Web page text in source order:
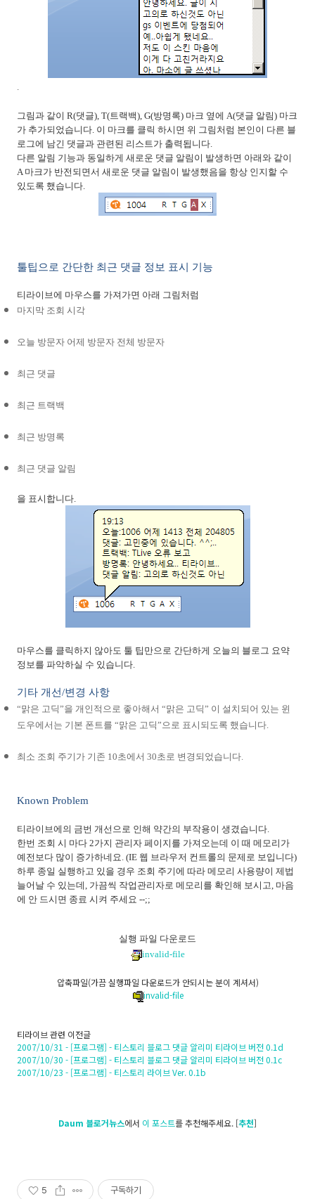
.
그림과 같이 R(댓글), T(트랙백), G(방명록) 마크 옆에 A(댓글 알림) 마크
가 추가되었습니다. 이 마크를 클릭 하시면 위 그림처럼 본인이 다른 블
로그에 남긴 댓글과 관련된 리스트가 출력됩니다.
다른 알림 기능과 동일하게 새로운 댓글 알림이 발생하면 아래와 같이
A 마크가 반전되면서 새로운 댓글 알림이 발생했음을 항상 인지할 수
있도록 했습니다.
툴팁으로 간단한 최근 댓글 정보 표시 기능
티라이브에 마우스를 가져가면 아래 그림처럼
마지막 조회 시각
오늘 방문자 어제 방문자 전체 방문자
최근 댓글
최근 트랙백
최근 방명록
최근 댓글 알림
을 표시합니다.
마우스를 클릭하지 않아도 툴 팁만으로 간단하게 오늘의 블로그 요약
정보를 파악하실 수 있습니다.
기타 개선/변경 사항
“맑은 고딕”을 개인적으로 좋아해서 “맑은 고딕” 이 설치되어 있는 윈
도우에서는 기본 폰트를 “맑은 고딕”으로 표시되도록 했습니다.
최소 조회 주기가 기존 10초에서 30초로 변경되었습니다.
Known Problem
티라이브에의 금번 개선으로 인해 약간의 부작용이 생겼습니다.
한번 조회 시 마다 2가지 관리자 페이지를 가져오는데 이 때 메모리가
예전보다 많이 증가하네요. (IE 웹 브라우저 컨트롤의 문제로 보입니다)
하루 종일 실행하고 있을 경우 조회 주기에 따라 메모리 사용량이 제법
늘어날 수 있는데, 가끔씩 작업관리자로 메모리를 확인해 보시고, 마음
에 안 드시면 종료 시켜 주세요 --;;
실행 파일 다운로드
invalid-file
압축파일(가끔 실행파일 다운로드가 안되시는 분이 계셔서)
invalid-file
티라이브 관련 이전글
2007/10/31 - [프로그램] - 티스토리 블로그 댓글 알리미 티라이브 버전 0.1d
2007/10/30 - [프로그램] - 티스토리 블로그 댓글 알리미 티라이브 버전 0.1c
2007/10/23 - [프로그램] - 티스토리 라이브 Ver. 0.1b
Daum 블로거뉴스에서 이 포스트를 추천해주세요. [추천]
5 구독하기